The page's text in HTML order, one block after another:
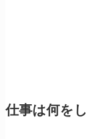
仕事は何を